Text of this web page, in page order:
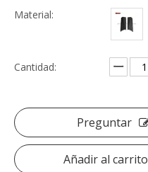
Material:
Cantidad:
Preguntar
Añadir al carrito